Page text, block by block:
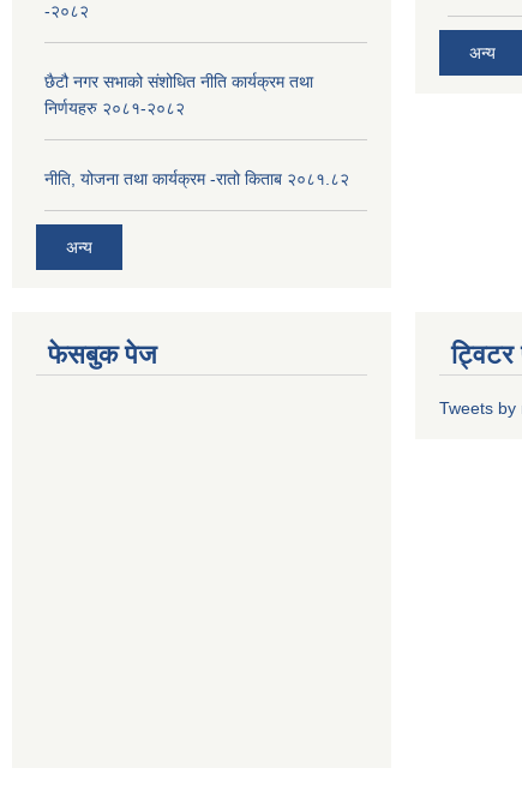
-२०८२
छैटौ नगर सभाको संशोधित नीति कार्यक्रम तथा
निर्णयहरु २०८१-२०८२
नीति, योजना तथा कार्यक्रम -रातो किताब २०८१.८२
अन्य
अन्य
फेसबुक पेज
Tweets by